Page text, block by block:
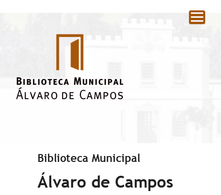
Biblioteca Municipal
Álvaro de Campos